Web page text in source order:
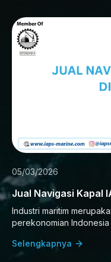
05/03/2026
Jual Navigasi Kapal
Industri maritim
perekonomian Indonesia
Selengkapnya